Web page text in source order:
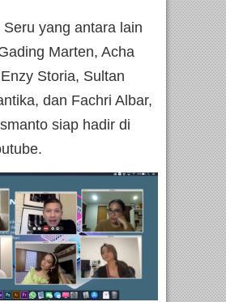
yang antara lain
Marten, Acha
Storia, Sultan
dan Fachri Albar,
siap hadir di